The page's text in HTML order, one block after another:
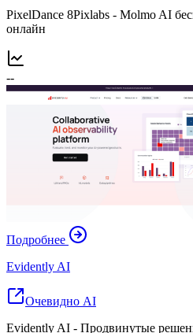
PixelDance 8Pixlabs - Molmo AI
онлайн
--
Подробнее
Evidently AI
Очевидно AI
Evidently AI - Продвинутые